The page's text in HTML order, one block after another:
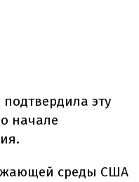
эту
начале
среды США